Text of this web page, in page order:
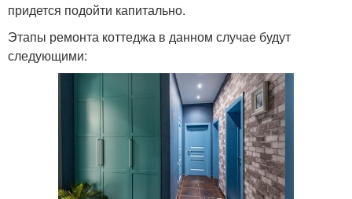
придется подойти капитально.
Этапы ремонта коттеджа в данном случае будут
следующими: